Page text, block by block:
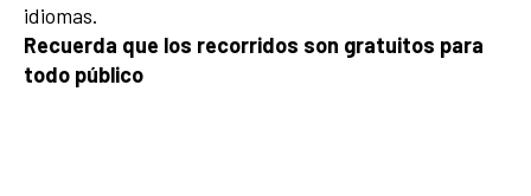
idiomas.
Recuerda que los recorridos son gratuitos para
todo público